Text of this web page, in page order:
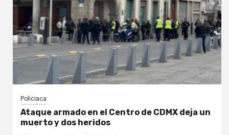
Policiaca
Ataque armado en el Centro de CDMX deja un
muerto y dos heridos